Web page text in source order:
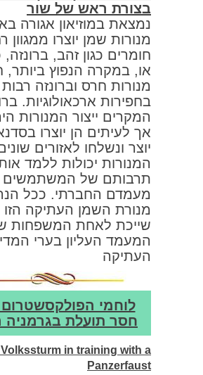
בצורת ראש של שור
נמצאת במוזיאון אגורה
מנורות שמן יוצרו
חומרים כגון זהב,
או, במקרה הנפוץ ביותר,
מנורות חרס וברונזה רבות
בחפירות ארכאולוגיות.
המקרים ייצור המנורות
אך לעיתים הן יוצרו
יוצר ונשלחו לאזורים
המנורות יכולות ללמד
תרבותם של המשתמשים
מעמדם החברתי. ככל
מנורת השמן העתיקה
שייכת לאחת המשפחות
המעמד העליון בערי
העתיקה
לוחמי הפולקסשטרום
חסר תועלת בגרמניה
in training with a
Panzerfaust